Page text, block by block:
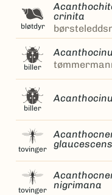
bløtdyr
crinita
biller
biller
tovinger
glaucescens
tovinger
nigrimana